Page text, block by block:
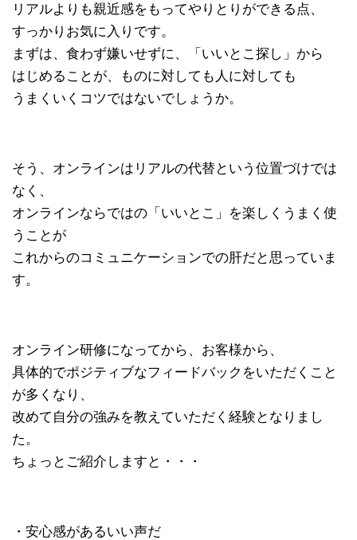
リアルよりも親近感をもってやりとりができる点、
すっかりお気に入りです。
まずは、食わず嫌いせずに、「いいとこ探し」から
はじめることが、ものに対しても人に対しても
うまくいくコツではないでしょうか。
そう、オンラインはリアルの代替という位置づけでは
なく、
オンラインならではの「いいとこ」を楽しくうまく使
うことが
これからのコミュニケーションでの肝だと思っていま
す。
オンライン研修になってから、お客様から、
具体的でポジティブなフィードバックをいただくこと
が多くなり、
改めて自分の強みを教えていただく経験となりまし
た。
ちょっとご紹介しますと・・・
・安心感があるいい声だ